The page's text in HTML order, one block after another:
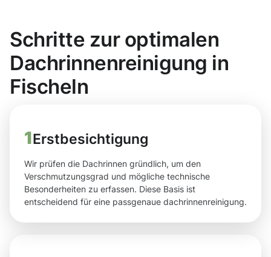
Schritte zur optimalen
Dachrinnenreinigung in
Fischeln
1Erstbesichtigung
Wir prüfen die Dachrinnen gründlich, um den
Verschmutzungsgrad und mögliche technische
Besonderheiten zu erfassen. Diese Basis ist
entscheidend für eine passgenaue dachrinnenreinigung.